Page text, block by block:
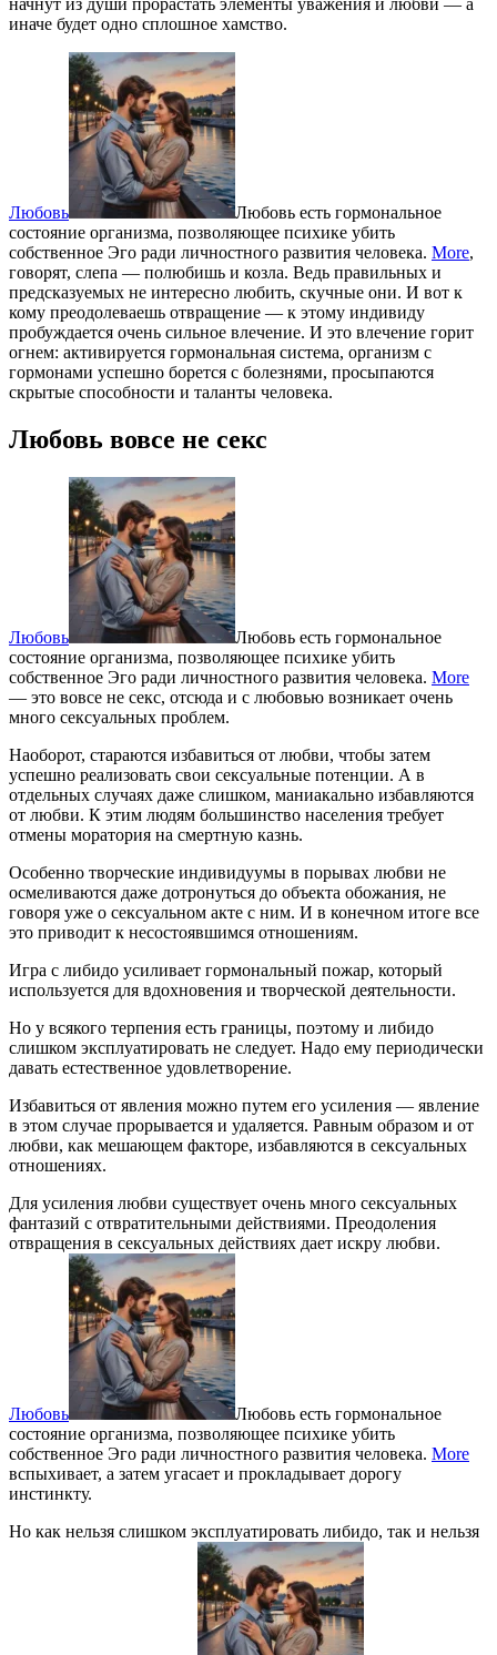
иначе будет одно сплошное хамство.
Любовь
Любовь есть гормональное
состояние организма, позволяющее психике убить
собственное Эго ради личностного развития человека. More,
говорят, слепа — полюбишь и козла. Ведь правильных и
предсказуемых не интересно любить, скучные они. И вот к
кому преодолеваешь отвращение — к этому индивиду
пробуждается очень сильное влечение. И это влечение горит
огнем: активируется гормональная система, организм с
гормонами успешно борется с болезнями, просыпаются
скрытые способности и таланты человека.
Любовь вовсе не секс
Любовь
Любовь есть гормональное
состояние организма, позволяющее психике убить
собственное Эго ради личностного развития человека. More
— это вовсе не секс, отсюда и с любовью возникает очень
много сексуальных проблем.
Наоборот, стараются избавиться от любви, чтобы затем
успешно реализовать свои сексуальные потенции. А в
отдельных случаях даже слишком, маниакально избавляются
от любви. К этим людям большинство населения требует
отмены моратория на смертную казнь.
Особенно творческие индивидуумы в порывах любви не
осмеливаются даже дотронуться до объекта обожания, не
говоря уже о сексуальном акте с ним. И в конечном итоге все
это приводит к несостоявшимся отношениям.
Игра с либидо усиливает гормональный пожар, который
используется для вдохновения и творческой деятельности.
Но у всякого терпения есть границы, поэтому и либидо
слишком эксплуатировать не следует. Надо ему периодически
давать естественное удовлетворение.
Избавиться от явления можно путем его усиления — явление
в этом случае прорывается и удаляется. Равным образом и от
любви, как мешающем факторе, избавляются в сексуальных
отношениях.
Для усиления любви существует очень много сексуальных
фантазий с отвратительными действиями. Преодоления
отвращения в сексуальных действиях дает искру любви.
Любовь
Любовь есть гормональное
состояние организма, позволяющее психике убить
собственное Эго ради личностного развития человека. More
вспыхивает, а затем угасает и прокладывает дорогу
инстинкту.
Но как нельзя слишком эксплуатировать либидо, так и нельзя